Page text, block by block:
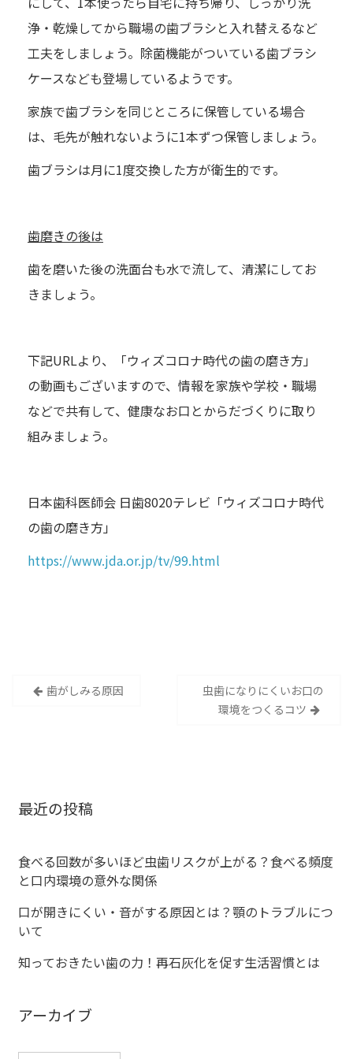
浄・乾燥してから職場の歯ブラシと入れ替えるなど
工夫をしましょう。除菌機能がついている歯ブラシ
ケースなども登場しているようです。
家族で歯ブラシを同じところに保管している場合
は、毛先が触れないように1本ずつ保管しましょう。
歯ブラシは月に1度交換した方が衛生的です。
歯磨きの後は
歯を磨いた後の洗面台も水で流して、清潔にしてお
きましょう。
下記URLより、「ウィズコロナ時代の歯の磨き方」
の動画もございますので、情報を家族や学校・職場
などで共有して、健康なお口とからだづくりに取り
組みましょう。
日本歯科医師会 日歯8020テレビ「ウィズコロナ時代
の歯の磨き方」
https://www.jda.or.jp/tv/99.html
ー
シ
ョ
ン
歯がしみる原因
虫歯になりにくいお口の
環境をつくるコツ
最近の投稿
食べる回数が多いほど虫歯リスクが上がる？食べる頻度
と口内環境の意外な関係
口が開きにくい・音がする原因とは？顎のトラブルにつ
いて
知っておきたい歯の力！再石灰化を促す生活習慣とは
アーカイブ